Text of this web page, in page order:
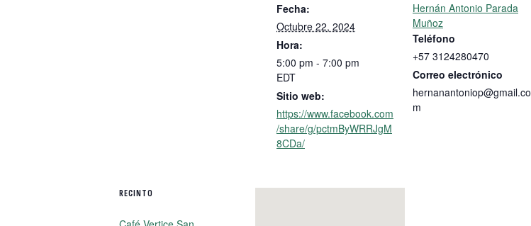
Fecha:
Octubre 22, 2024
Hora:
5:00 pm - 7:00 pm
EDT
Sitio web:
https://www.facebook.com
/share/g/pctmByWRRJgM
8CDa/
Hernán Antonio Parada
Muñoz
Teléfono
+57 3124280470
Correo electrónico
hernanantoniop@gmail.co
m
RECINTO